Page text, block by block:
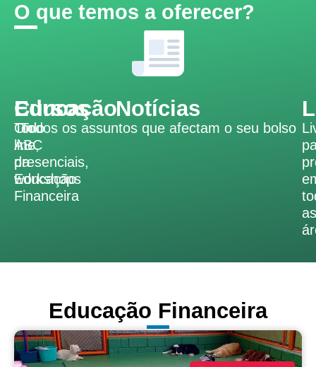
O que temos a oferecer?
Educação
Todo
ABC
da
Educação
Financeira
Cursos
On-
line,
presenciais,
workshops
Notícias
Todos os assuntos que afectam o seu bolso
as
Educação Financeira